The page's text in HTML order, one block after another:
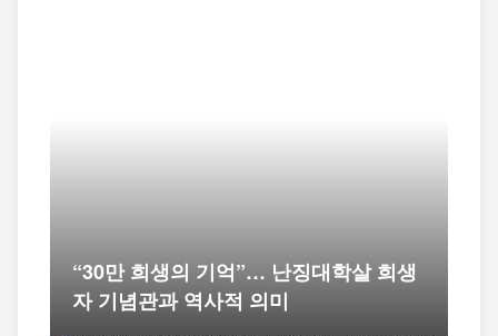
“30만 희생의 기억”… 난징대학살 희생
자 기념관과 역사적 의미